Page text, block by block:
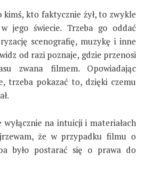
kimś, kto faktycznie żył, to zwykle
jego świecie. Trzeba go oddać
scenografię, muzykę i inne
od razi poznaje, gdzie przenosi
zwana filmem. Opowiadając
trzeba pokazać to, dzięki czemu
wyłącznie na intuicji i materiałach
że w przypadku filmu o
było postarać się o prawa do